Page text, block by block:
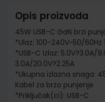
Opis proizvoda
45W USB-C GaN brzi
*Ulaz: 100-240V~50/60Hz
*USB-C Izlaz: 5.0V?3.0A/
3.0A/20.0V?2.25A
*Ukupna izlazna snaga:
Kabel za brzo punjenje
*Priključak(ci): USB-C